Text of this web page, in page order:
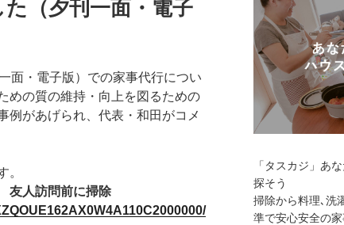
（夕刊一面・電子
面・電子版）での家事代行につい
めの質の維持・向上を図るための
例があげられ、代表・和田がコメ
。
友人訪問前に掃除
「タスカジ」あ
探そう
掃除から料理､洗
準で安心安全の